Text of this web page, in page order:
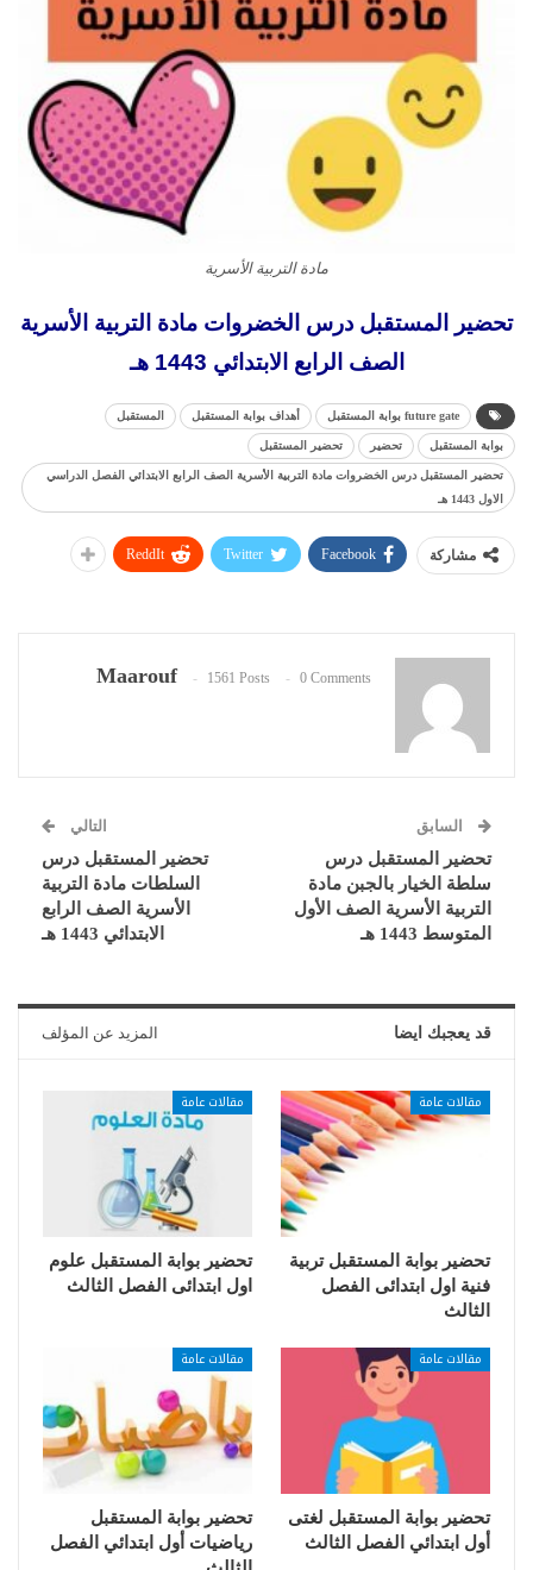
مادة التربية الأسرية
تحضير المستقبل درس الخضروات مادة التربية الأسرية
الصف الرابع الابتدائي 1443 هـ
future gate بوابة المستقبل أهداف بوابة المستقبل المستقبل
بوابة المستقبل تحضير تحضير المستقبل
تحضير المستقبل درس الخضروات مادة التربية الأسرية الصف الرابع الابتدائي الفصل الدراسي
الاول 1443 هـ
مشاركة Facebook
Twitter
ReddIt
Maarouf 1561 Posts 0 Comments
السابق
تحضير المستقبل درس
سلطة الخيار بالجبن مادة
التربية الأسرية الصف الأول
المتوسط 1443 هـ
التالي
تحضير المستقبل درس
السلطات مادة التربية
الأسرية الصف الرابع
الابتدائي 1443 هـ
قد يعجبك ايضا المزيد عن المؤلف
مقالات عامة
تحضير بوابة المستقبل تربية
فنية اول ابتدائى الفصل
الثالث
مقالات عامة
تحضير بوابة المستقبل علوم
اول ابتدائى الفصل الثالث
مقالات عامة
تحضير بوابة المستقبل لغتى
أول ابتدائي الفصل الثالث
مقالات عامة
تحضير بوابة المستقبل
رياضيات أول ابتدائي الفصل